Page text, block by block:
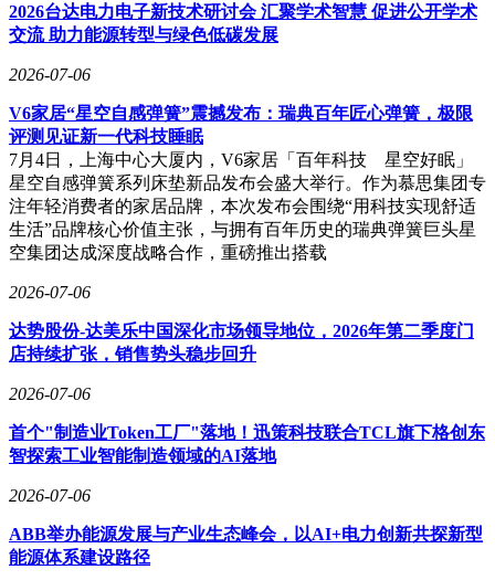
2026台达电力电子新技术研讨会 汇聚学术智慧 促进公开学术
交流 助力能源转型与绿色低碳发展
2026-07-06
V6家居“星空自感弹簧”震撼发布：瑞典百年匠心弹簧，极限
评测见证新一代科技睡眠
7月4日，上海中心大厦内，V6家居「百年科技 星空好眠」
星空自感弹簧系列床垫新品发布会盛大举行。作为慕思集团专
注年轻消费者的家居品牌，本次发布会围绕“用科技实现舒适
生活”品牌核心价值主张，与拥有百年历史的瑞典弹簧巨头星
空集团达成深度战略合作，重磅推出搭载
2026-07-06
达势股份-达美乐中国深化市场领导地位，2026年第二季度门
店持续扩张，销售势头稳步回升
2026-07-06
首个"制造业Token工厂"落地！迅策科技联合TCL旗下格创东
智探索工业智能制造领域的AI落地
2026-07-06
ABB举办能源发展与产业生态峰会，以AI+电力创新共探新型
能源体系建设路径